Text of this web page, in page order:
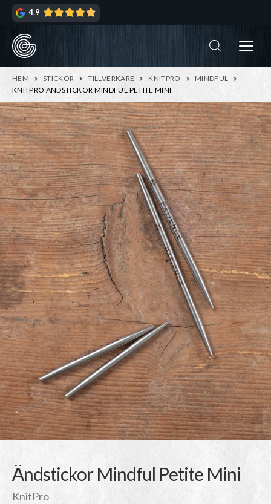
Hoppa
navigering
Hoppa
innehåll
4.9
HEM STICKOR TILLVERKARE KNITPRO
MINDFUL
KNITPRO ÄNDSTICKOR MINDFUL PETITE MINI
Ändstickor Mindful Petite Mini
KnitPro